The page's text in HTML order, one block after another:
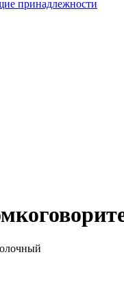
принадлежности